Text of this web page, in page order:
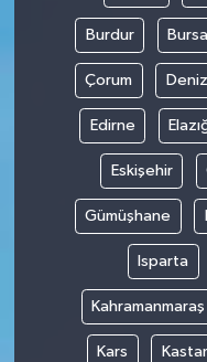
Burdur Bursa
Çorum
Edirne
Eskişehir
Gümüşhane
Isparta
Kahramanmaraş
Kars